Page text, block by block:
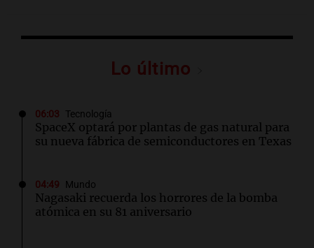
Lo último
06:03 Tecnología
SpaceX optará por plantas de gas natural para
su nueva fábrica de semiconductores en Texas
04:49 Mundo
Nagasaki recuerda los horrores de la bomba
atómica en su 81 aniversario